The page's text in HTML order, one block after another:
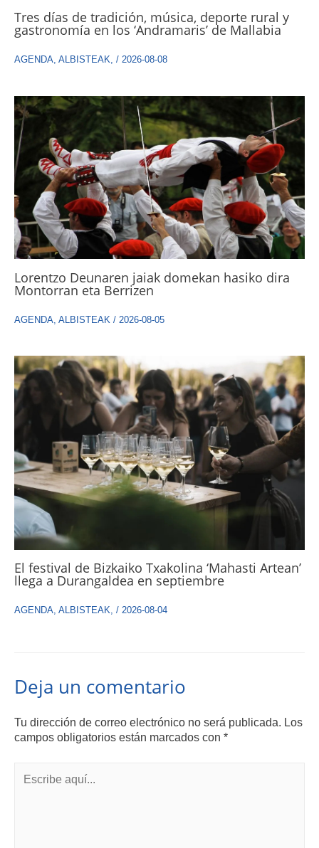
Tres días de tradición, música, deporte rural y
gastronomía en los ‘Andramaris’ de Mallabia
AGENDA, ALBISTEAK, / 2026-08-08
Lorentzo Deunaren jaiak domekan hasiko dira
Montorran eta Berrizen
AGENDA ALBISTEAK / 2026-08-05
El festival de Bizkaiko Txakolina ‘Mahasti Artean’
llega a Durangaldea en septiembre
AGENDA, ALBISTEAK, / 2026-08-04
Deja un comentario
Tu dirección de correo electrónico no será publicada. Los
campos obligatorios están marcados con *